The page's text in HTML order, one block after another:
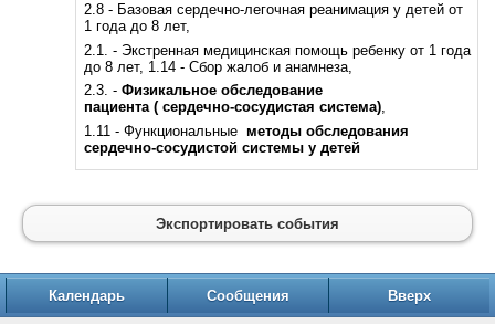
2.8 - Базовая сердечно-легочная реанимация у детей от
1 года до 8 лет,
2.1. - Экстренная медицинская помощь ребенку от 1 года
до 8 лет, 1.14 - Сбор жалоб и анамнеза,
2.3. - Физикальное обследование
пациента ( сердечно-сосудистая система),
1.11 - Функциональные методы обследования
сердечно-сосудистой системы у детей
Экспортировать события
Календарь Сообщения Вверх